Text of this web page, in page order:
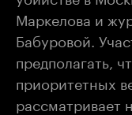
Маркелова и
Бабуровой.
предполагать,
приоритетных
рассматривает